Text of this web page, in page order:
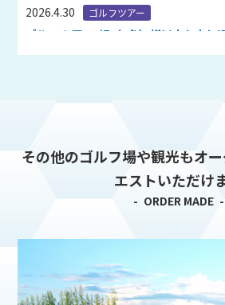
2026.4.30 ゴルフツアー
ゴルフツアー2組（6名）様以上お申し
月は「札幌&登別温泉コース」でプレ
2026.1.29 ゴルフツアー
ゴルフツアー2組（6名）様以上お申し
月は「Kochi 黒潮カントリークラブコ
ゴルフツアー2組（6名）様以上お申し
月は「宮古島コース」でプレー！詳細
その他のゴルフ場や観光もオ
エストいただけ
ORDER MADE